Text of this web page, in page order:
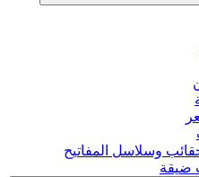
وسلاسل المفاتيح
ضيقة